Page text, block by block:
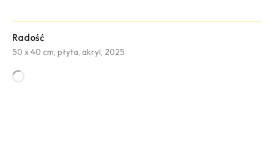
Radość
50 x 40 cm, płyta, akryl, 2025